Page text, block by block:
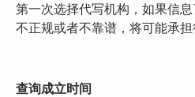
第一次选择代写机构，如果信
不正规或者不靠谱，将可能承担
查询成立时间